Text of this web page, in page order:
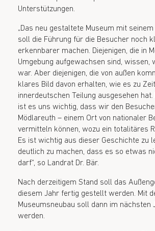
Unterstützungen.
„Das neu gestaltete Museum mit
soll die Führung für die Besucher noch
erkennbarer machen. Diejenigen, die in
Umgebung aufgewachsen sind, wissen,
war. Aber diejenigen, die von außen
klares Bild davon erhalten, wie es zu
innerdeutschen Teilung ausgesehen
ist es uns wichtig, dass wir den
Mödlareuth – einem Ort von nationaler
vermitteln können, wozu ein totalitäres
Es ist wichtig aus dieser Geschichte zu
deutlich zu machen, dass es so etwas
darf“, so Landrat Dr. Bär.
Nach derzeitigem Stand soll das
diesem Jahr fertig gestellt werden. Mit
Museumsneubau soll dann im nächsten
werden.